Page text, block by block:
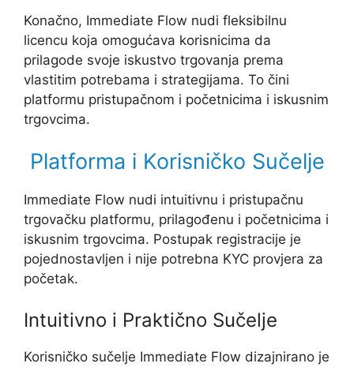
Konačno, Immediate Flow nudi fleksibilnu
licencu koja omogućava korisnicima da
prilagode svoje iskustvo trgovanja prema
vlastitim potrebama i strategijama. To čini
platformu pristupačnom i početnicima i iskusnim
trgovcima.
Platforma i Korisničko Sučelje
Immediate Flow nudi intuitivnu i pristupačnu
trgovačku platformu, prilagođenu i početnicima i
iskusnim trgovcima. Postupak registracije je
pojednostavljen i nije potrebna KYC provjera za
početak.
Intuitivno i Praktično Sučelje
Korisničko sučelje Immediate Flow dizajnirano je